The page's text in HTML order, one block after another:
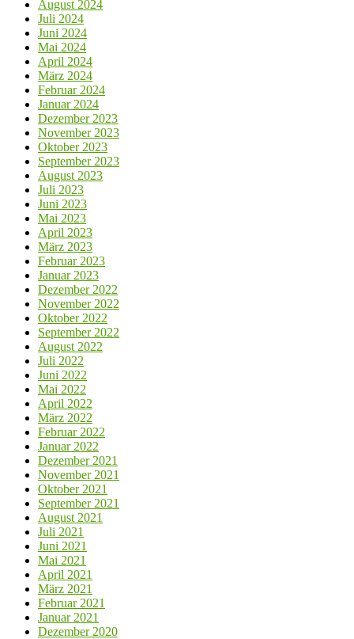
August 2024
Juli 2024
Juni 2024
Mai 2024
April 2024
März 2024
Februar 2024
Januar 2024
Dezember 2023
November 2023
Oktober 2023
September 2023
August 2023
Juli 2023
Juni 2023
Mai 2023
April 2023
März 2023
Februar 2023
Januar 2023
Dezember 2022
November 2022
Oktober 2022
September 2022
August 2022
Juli 2022
Juni 2022
Mai 2022
April 2022
März 2022
Februar 2022
Januar 2022
Dezember 2021
November 2021
Oktober 2021
September 2021
August 2021
Juli 2021
Juni 2021
Mai 2021
April 2021
März 2021
Februar 2021
Januar 2021
Dezember 2020